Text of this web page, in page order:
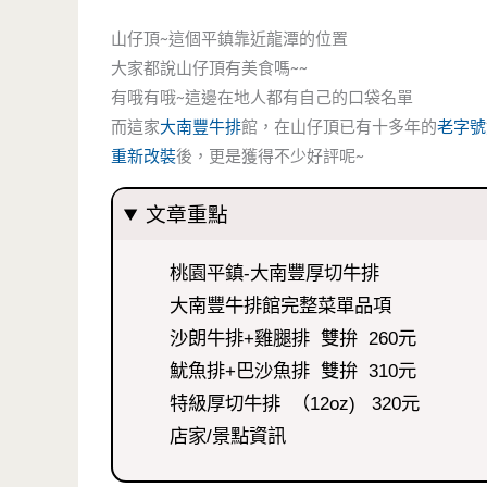
山仔頂~這個平鎮靠近龍潭的位置
大家都說山仔頂有美食嗎~~
有哦有哦~這邊在地人都有自己的口袋名單
而這家大南豐牛排館，在山仔頂已有十多年的老字號
重新改裝後，更是獲得不少好評呢~
文章重點
桃園平鎮-大南豐厚切牛排
大南豐牛排館完整菜單品項
沙朗牛排+雞腿排 雙拚 260元
魷魚排+巴沙魚排 雙拚 310元
特級厚切牛排 （12oz) 320元
店家/景點資訊